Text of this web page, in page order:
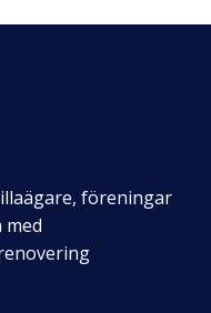
föreningar